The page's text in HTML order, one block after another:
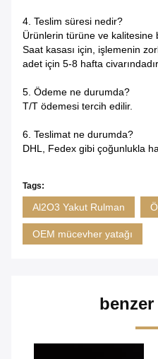
4. Teslim süresi nedir?
Ürünlerin türüne ve kalitesine
Saat kasası için, işlemenin
adet için 5-8 hafta
5. Ödeme ne durumda?
T/T ödemesi tercih edilir.
6. Teslimat ne durumda?
DHL, Fedex gibi çoğunlukla
Tags:
Al2O3 Yakut Rulman
OEM mücevher yatağı